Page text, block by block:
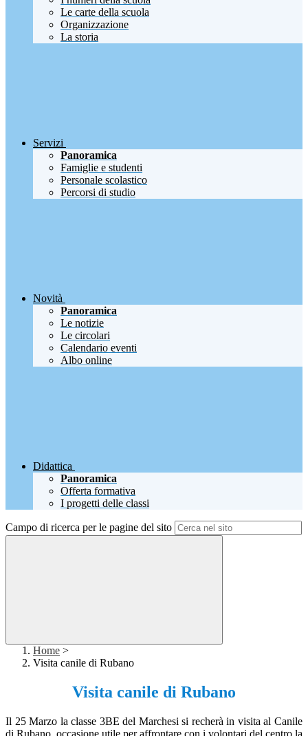
Le carte della scuola
Organizzazione
La storia
Servizi
Panoramica
Famiglie e studenti
Personale scolastico
Percorsi di studio
Novità
Panoramica
Le notizie
Le circolari
Calendario eventi
Albo online
Didattica
Panoramica
Offerta formativa
I progetti delle classi
Campo di ricerca per le pagine del sito
Home >
Visita canile di Rubano
Visita canile di Rubano
Il 25 Marzo la classe 3BE del Marchesi si recherà in visita al Canile